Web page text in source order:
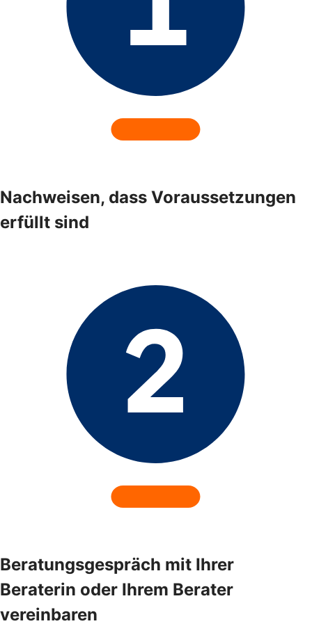
Nachweisen, dass Voraussetzungen
erfüllt sind
Beratungsgespräch mit Ihrer
Beraterin oder Ihrem Berater
vereinbaren